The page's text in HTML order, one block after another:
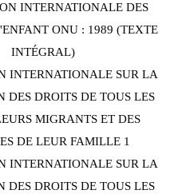
INTERNATIONALE DES
ONU : 1989 (TEXTE
INTÉGRAL)
INTERNATIONALE SUR LA
DES DROITS DE TOUS LES
MIGRANTS ET DES
DE LEUR FAMILLE 1
INTERNATIONALE SUR LA
DES DROITS DE TOUS LES